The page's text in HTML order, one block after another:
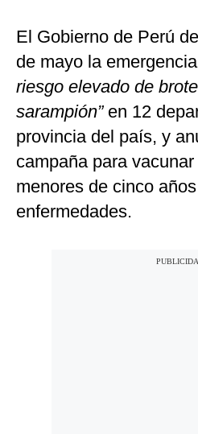
El Gobierno de Perú
de mayo la
riesgo elevado de
sarampión” en 12
provincia del país, y
campaña para
menores de cinco
enfermedades.